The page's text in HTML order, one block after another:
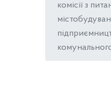
комісії з